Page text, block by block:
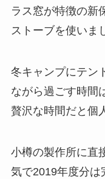
ラス窓が特徴の新
ストーブを使いま
冬キャンプにテン
ながら過ごす時間
贅沢な時間だと個
小樽の製作所に直
気で2019年度分は